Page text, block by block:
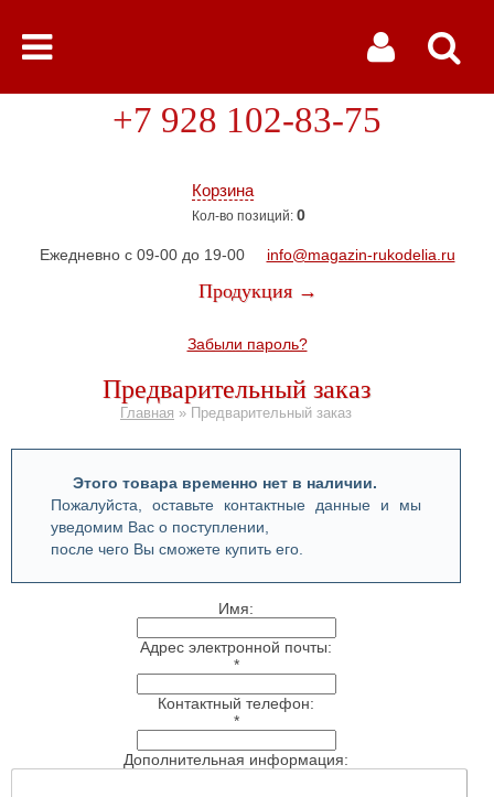
Корзина
Кол-во позиций: 0
+7 928 102-83-75
Ежедневно с 09-00 до 19-00 info@magazin-rukodelia.ru
Продукция →
Забыли пароль?
Предварительный заказ
Главная » Предварительный заказ
Этого товара временно нет в наличии.
Пожалуйста, оставьте контактные данные и мы
уведомим Вас о поступлении,
после чего Вы сможете купить его.
Имя:
Адрес электронной почты:
*
Контактный телефон:
*
Дополнительная информация: